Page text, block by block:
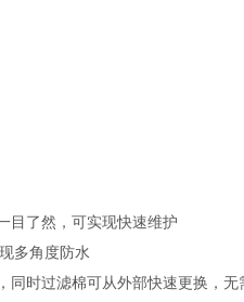
目了然，可实现快速维护
多角度防水
时过滤棉可从外部快速更换，无